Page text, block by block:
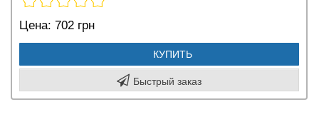
Цена: 702 грн
КУПИТЬ
Быстрый заказ